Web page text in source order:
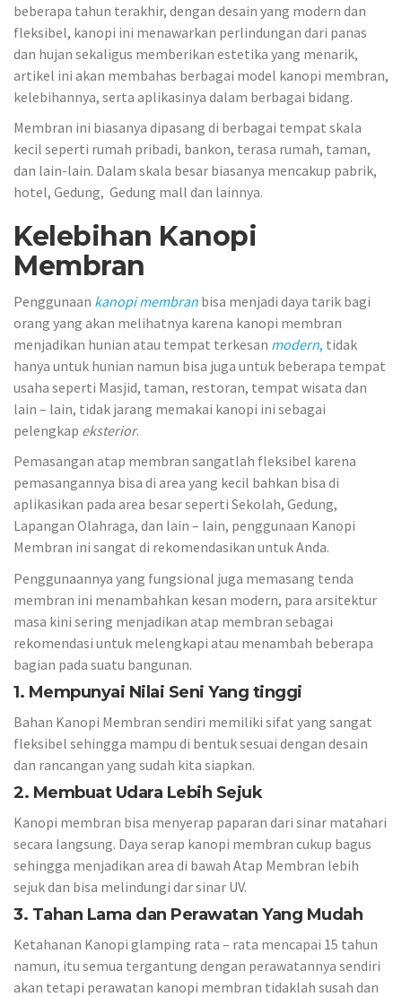
beberapa tahun terakhir, dengan desain yang modern dan
fleksibel, kanopi ini menawarkan perlindungan dari panas
dan hujan sekaligus memberikan estetika yang menarik,
artikel ini akan membahas berbagai model kanopi membran,
kelebihannya, serta aplikasinya dalam berbagai bidang.
Membran ini biasanya dipasang di berbagai tempat skala
kecil seperti rumah pribadi, bankon, terasa rumah, taman,
dan lain-lain. Dalam skala besar biasanya mencakup pabrik,
hotel, Gedung, Gedung mall dan lainnya.
Kelebihan Kanopi
Membran
Penggunaan kanopi membran bisa menjadi daya tarik bagi
orang yang akan melihatnya karena kanopi membran
menjadikan hunian atau tempat terkesan modern, tidak
hanya untuk hunian namun bisa juga untuk beberapa tempat
usaha seperti Masjid, taman, restoran, tempat wisata dan
lain – lain, tidak jarang memakai kanopi ini sebagai
pelengkap eksterior.
Pemasangan atap membran sangatlah fleksibel karena
pemasangannya bisa di area yang kecil bahkan bisa di
aplikasikan pada area besar seperti Sekolah, Gedung,
Lapangan Olahraga, dan lain – lain, penggunaan Kanopi
Membran ini sangat di rekomendasikan untuk Anda.
Penggunaannya yang fungsional juga memasang tenda
membran ini menambahkan kesan modern, para arsitektur
masa kini sering menjadikan atap membran sebagai
rekomendasi untuk melengkapi atau menambah beberapa
bagian pada suatu bangunan.
1. Mempunyai Nilai Seni Yang tinggi
Bahan Kanopi Membran sendiri memiliki sifat yang sangat
fleksibel sehingga mampu di bentuk sesuai dengan desain
dan rancangan yang sudah kita siapkan.
2. Membuat Udara Lebih Sejuk
Kanopi membran bisa menyerap paparan dari sinar matahari
secara langsung. Daya serap kanopi membran cukup bagus
sehingga menjadikan area di bawah Atap Membran lebih
sejuk dan bisa melindungi dar sinar UV.
3. Tahan Lama dan Perawatan Yang Mudah
Ketahanan Kanopi glamping rata – rata mencapai 15 tahun
namun, itu semua tergantung dengan perawatannya sendiri
akan tetapi perawatan kanopi membran tidaklah susah dan